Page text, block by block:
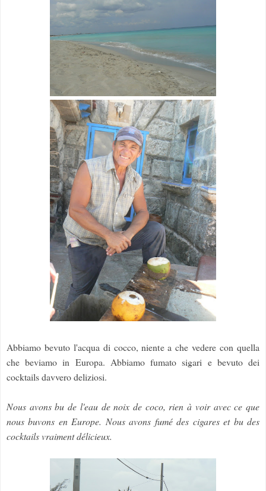
Abbiamo bevuto l'acqua di cocco, niente a che vedere con quella
che beviamo in Europa. Abbiamo fumato sigari e bevuto dei
cocktails davvero deliziosi.
Nous avons bu de l'eau de noix de coco, rien à voir avec ce que
nous buvons en Europe. Nous avons fumé des cigares et bu des
cocktails vraiment délicieux.